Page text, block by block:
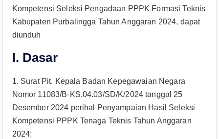
Kompetensi Seleksi Pengadaan PPPK Formasi Teknis
Kabupaten Purbalingga Tahun Anggaran 2024, dapat
diunduh
I. Dasar
1. Surat Pit. Kepala Badan Kepegawaian Negara
Nomor 11083/B-KS.04.03/SD/K/2024 tanggal 25
Desember 2024 perihal Penyampaian Hasil Seleksi
Kompetensi PPPK Tenaga Teknis Tahun Anggaran
2024;